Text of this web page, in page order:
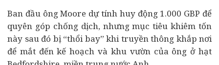
Ban đầu ông Moore dự tính huy động 1.000 GBP để
quyên góp chống dịch, nhưng mục tiêu khiêm tốn
này sau đó bị “thổi bay” khi truyền thông khắp nơi
để mắt đến kế hoạch và khu vườn của ông ở hạt